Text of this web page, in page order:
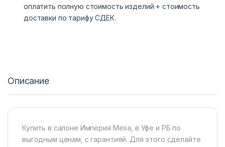
оплатить полную стоимость изделий + стоимость
доставки по тарифу СДЕК.
Описание
Купить в салоне Империя Меха, в Уфе и РБ по
выгодным ценам, с гарантией. Для этого сделайте